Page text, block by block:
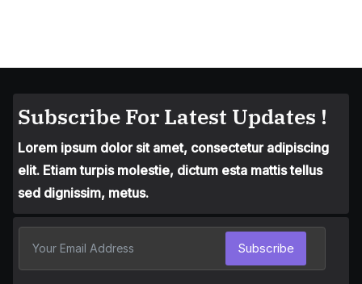
Subscribe For Latest Updates !
Lorem ipsum dolor sit amet, consectetur adipiscing
elit. Etiam turpis molestie, dictum esta mattis tellus
sed dignissim, metus.
Subscribe